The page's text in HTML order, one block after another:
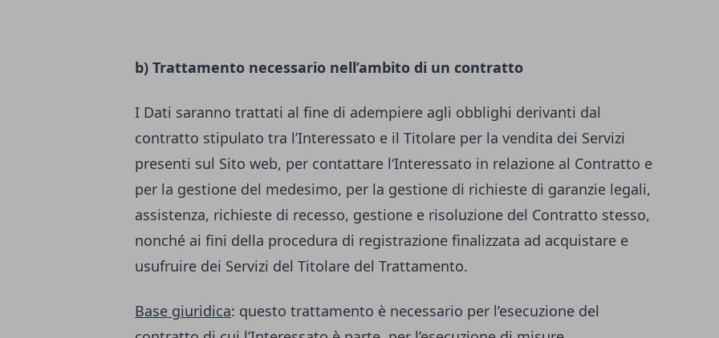
b) Trattamento necessario nell’ambito di un contratto
I Dati saranno trattati al fine di adempiere agli obblighi derivanti dal
contratto stipulato tra l’Interessato e il Titolare per la vendita dei Servizi
presenti sul Sito web, per contattare l‘Interessato in relazione al Contratto e
per la gestione del medesimo, per la gestione di richieste di garanzie legali,
assistenza, richieste di recesso, gestione e risoluzione del Contratto stesso,
nonché ai fini della procedura di registrazione finalizzata ad acquistare e
usufruire dei Servizi del Titolare del Trattamento.
Base giuridica: questo trattamento è necessario per l’esecuzione del